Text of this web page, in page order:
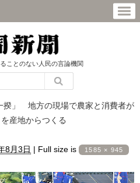
ことのない人民の言論機関
揆」 地方の現場で農家と消費者が
産地からつくる
8月3日 | Full size is 1585 × 945